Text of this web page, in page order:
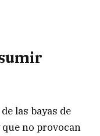
las bayas de
no provocan